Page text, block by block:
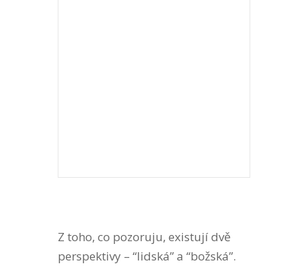
Z toho, co pozoruju, existují dvě
perspektivy – “lidská” a “božská”.